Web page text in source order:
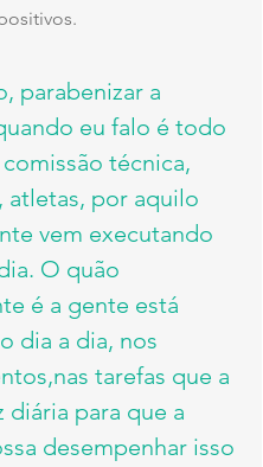
parabenizar a
eu falo é todo
técnica,
atletas, por aquilo
vem executando
O quão
é a gente está
dia a dia, nos
tarefas que a
diária para que a
desempenhar isso